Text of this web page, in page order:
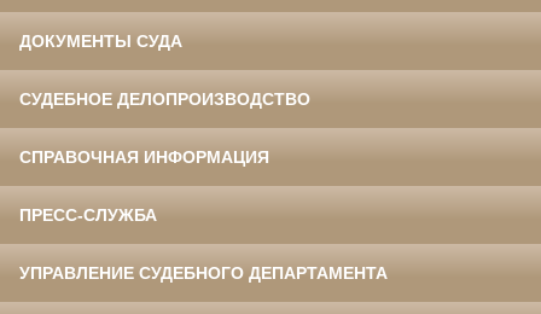
ДОКУМЕНТЫ СУДА
СУДЕБНОЕ ДЕЛОПРОИЗВОДСТВО
СПРАВОЧНАЯ ИНФОРМАЦИЯ
ПРЕСС-СЛУЖБА
УПРАВЛЕНИЕ СУДЕБНОГО ДЕПАРТАМЕНТА